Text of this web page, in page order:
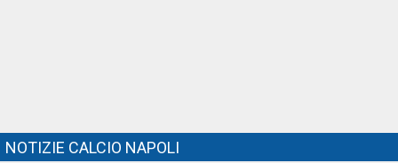
NOTIZIE CALCIO NAPOLI